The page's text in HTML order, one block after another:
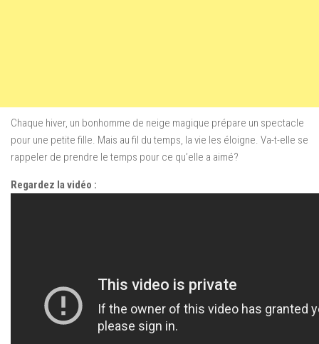
Chaque hiver, un bonhomme de neige magique prépare un spectacle
pour une petite fille. Mais au fil du temps, la vie les éloigne. Va-t-elle se
rappeler de prendre le temps pour ce qu’elle a aimé?
Regardez la vidéo :